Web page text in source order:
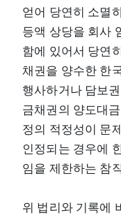
얻어 당연히 소멸
등액 상당을 회사
함에 있어서 당연
채권을 양수한 한
행사하거나 담보
금채권의 양도대
정의 적정성이 문
인정되는 경우에
임을 제한하는 참
위 법리와 기록에